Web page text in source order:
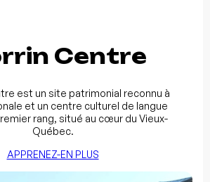
Centre
est un site patrimonial reconnu à
et un centre culturel de langue
rang, situé au cœur du Vieux-
Québec.
APPRENEZ-EN PLUS